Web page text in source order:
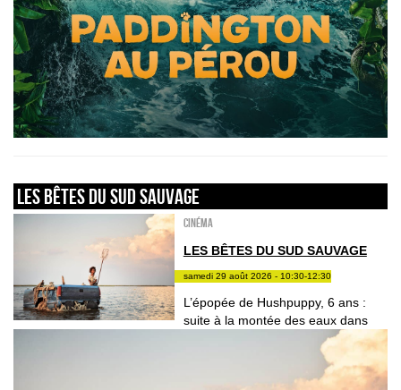
LES BÊTES DU SUD SAUVAGE
Cinéma
LES BÊTES DU SUD SAUVAGE
samedi 29 août 2026 - 10:30-12:30
L’épopée de Hushpuppy, 6 ans :
suite à la montée des eaux dans